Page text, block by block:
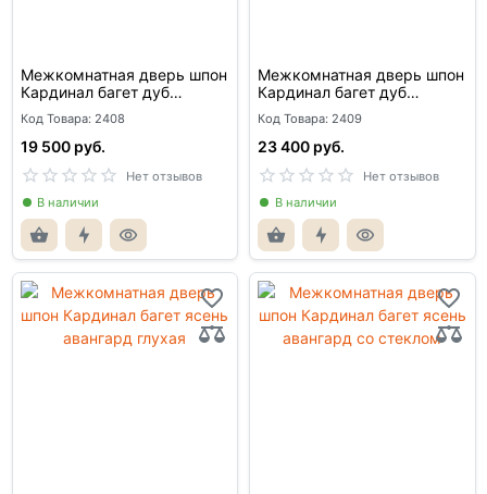
Межкомнатная дверь шпон
Кардинал багет дуб
миндаль глухая
Код Товара: 2408
19 500 руб.
Нет отзывов
В наличии
Межкомнатная дверь шпон
Кардинал багет дуб
миндаль со стеклом
Код Товара: 2409
23 400 руб.
Нет отзывов
В наличии